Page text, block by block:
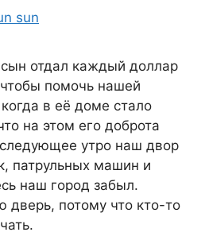
sun
отдал каждый доллар
помочь нашей
в её доме стало
на этом его доброта
следующее утро наш двор
патрульных машин и
наш город забыл.
дверь, потому что кто-то